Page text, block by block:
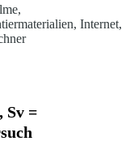
Internet,
Sv =